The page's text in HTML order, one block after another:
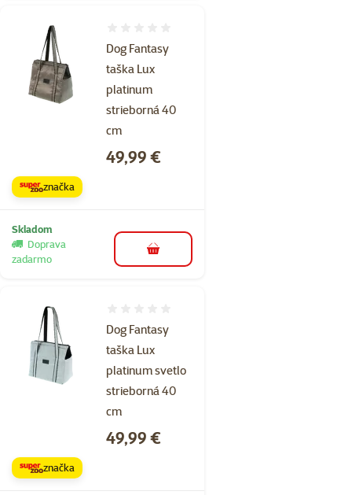
Dog Fantasy
taška Lux
platinum
strieborná 40
cm
Cena
49,99 €
značka
Skladom
Doprava
zadarmo
do košíka
Dog Fantasy
taška Lux
platinum svetlo
strieborná 40
cm
Cena
49,99 €
značka